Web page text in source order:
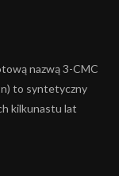
nazwą 3-CMC
to syntetyczny
kilkunastu lat